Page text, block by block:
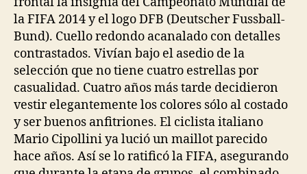
la FIFA 2014 y el logo DFB (Deutscher Fussball-
Bund). Cuello redondo acanalado con detalles
contrastados. Vivían bajo el asedio de la
selección que no tiene cuatro estrellas por
casualidad. Cuatro años más tarde decidieron
vestir elegantemente los colores sólo al costado
y ser buenos anfitriones. El ciclista italiano
Mario Cipollini ya lució un maillot parecido
hace años. Así se lo ratificó la FIFA, asegurando